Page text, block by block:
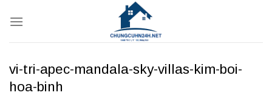
qua
vi-tri-apec-mandala-sky-villas-kim-boi-
hoa-binh